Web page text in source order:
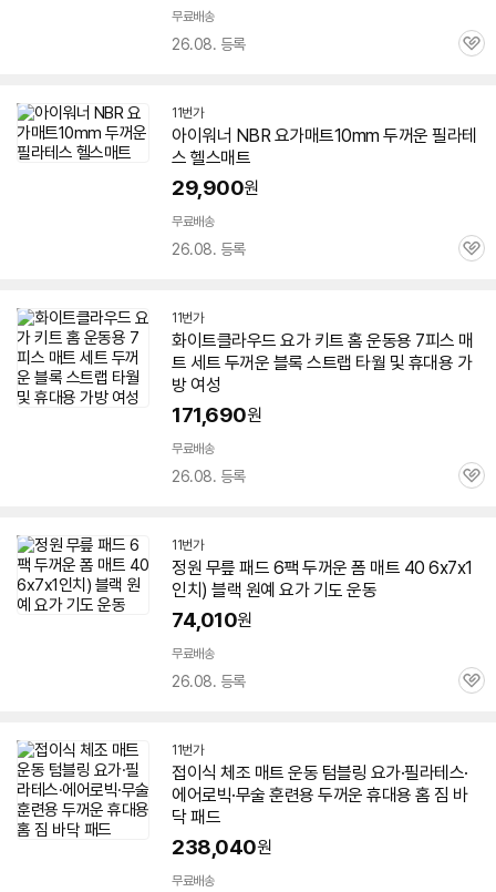
무료배송
26.08. 등록
관
11번가
아이워너 NBR요가매트10mm 두꺼운 필라테
스 헬스매트
29,900원
무료배송
26.08. 등록
관
11번가
화이트클라우드 요가키트 홈 운동용 7피스 매
트 세트 두꺼운 블록 스트랩 타월 및 휴대용 가
방 여성
171,690원
무료배송
26.08. 등록
관
11번가
정원 무릎 패드 6팩 두꺼운 폼 매트 40 6x7x1
인치) 블랙 원예 요가기도 운동
74,010원
무료배송
26.08. 등록
관
11번가
접이식 체조 매트 운동 텀블링 요가·필라테스·
에어로빅·무술 훈련용 두꺼운 휴대용 홈 짐 바
닥 패드
238,040원
무료배송